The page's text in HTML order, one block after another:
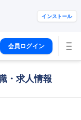
インストール
会員ログイン
・求人情報